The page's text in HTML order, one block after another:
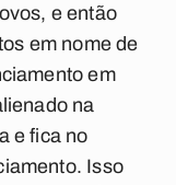
e então
em nome de
em
na
e fica no
Isso